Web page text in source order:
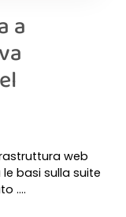
a
web
basi sulla suite
....